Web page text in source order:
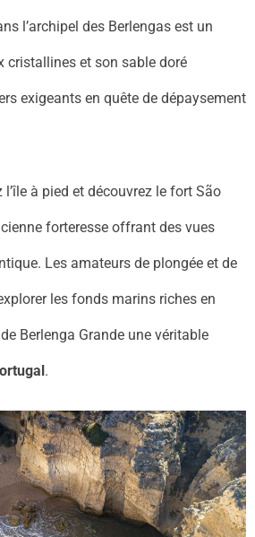
l’archipel des Berlengas est un
cristallines et son sable doré
exigeants en quête de dépaysement
l’île à pied et découvrez le fort São
forteresse offrant des vues
Les amateurs de plongée et de
les fonds marins riches en
Berlenga Grande une véritable
.